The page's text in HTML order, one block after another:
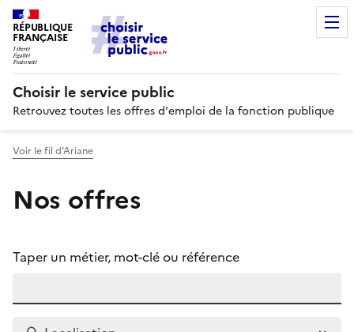
RÉPUBLIQUE
FRANÇAISE
Choisir le service public
Retrouvez toutes les offres d'emploi de la fonction publique
Voir le fil d’Ariane
Nos offres
Taper un métier, mot-clé ou référence